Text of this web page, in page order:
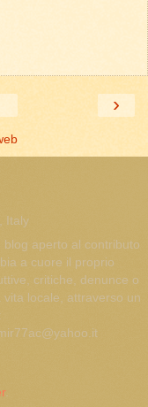
›
Italy
aperto al contributo
a cuore il proprio
critiche, denunce o
locale, attraverso un
.